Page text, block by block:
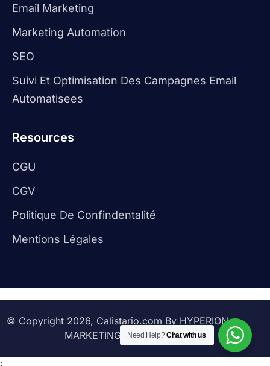
Email Marketing
Marketing Automation
SEO
Suivi Et Optimisation Des Campagnes Email
Automatisees
Resources
CGU
CGV
Politique De Confindentalité
Mentions Légales
© Copyright 2026, Calistario.com By HYPERION
MARKETING SERVICES
Need Help?Chat with us
;